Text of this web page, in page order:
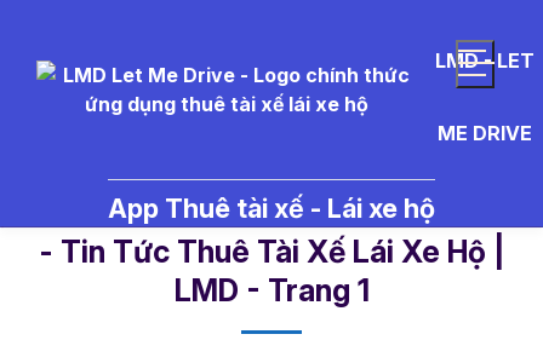
LMD - LET
ME DRIVE
App Thuê tài xế - Lái xe hộ
- Tin Tức Thuê Tài Xế Lái Xe Hộ |
LMD - Trang 1​